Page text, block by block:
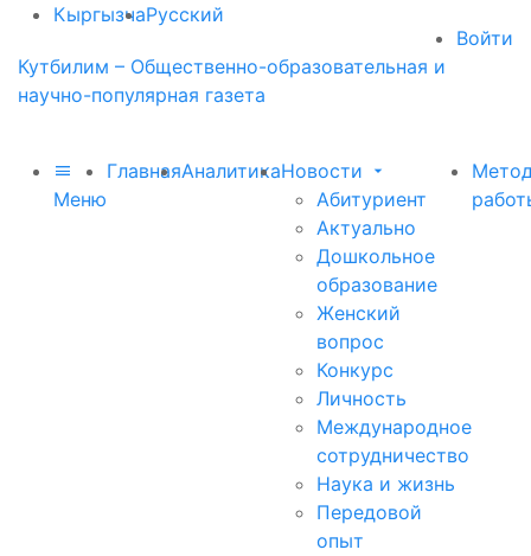
КыргызчаРусский
Войти
Кутбилим – Общественно-образовательная и
научно-популярная газета
Меню
ГлавнаяАналитикаНовости
Абитуриент
Актуально
Дошкольное
образование
Женский
вопрос
Конкурс
Личность
Международное
сотрудничество
Наука и жизнь
Передовой
опыт